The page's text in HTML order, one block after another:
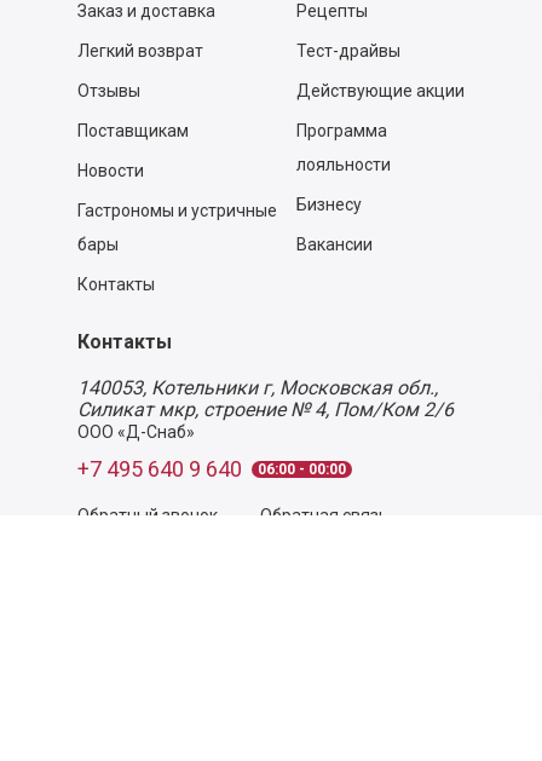
Заказ и доставка
Легкий возврат
Отзывы
Поставщикам
Новости
Гастрономы и устричные
бары
Контакты
Рецепты
Тест-драйвы
Действующие акции
Программа
лояльности
Бизнесу
Вакансии
Контакты
140053, Котельники г, Московская обл.,
Силикат мкр, строение № 4, Пом/Ком 2/6
ООО «Д-Снаб»
+7 495 640 9 640 06:00 - 00:00
Обратный звонок Обратная связь